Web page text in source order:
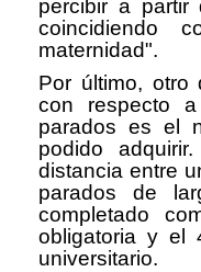
percibir a
coincidiendo
maternidad".
Por último, otro
con respecto
parados es el
podido
distancia entre
parados de
completado
obligatoria y el
universitario.